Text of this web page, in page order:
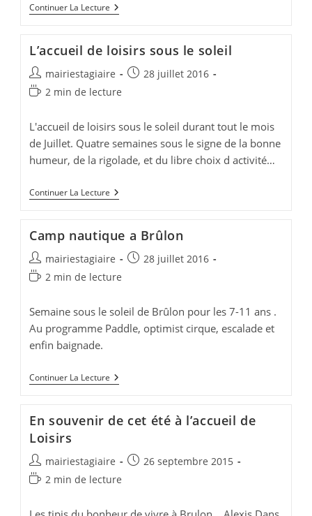
Continuer La Lecture 8
AVRIL
Anim’
Enfants
L’accueil de loisirs sous le soleil
Auteur/autrice
de
mairiestagiaire
Publication
28 juillet 2016
Temps
lecture :
2 min de lecture
L'accueil de loisirs sous le soleil durant tout le mois
de Juillet. Quatre semaines sous le signe de la bonne
humeur, de la rigolade, et du libre choix d activité…
Continuer La Lecture L’accueil
De
Le
Soleil
Camp nautique a Brûlon
Auteur/autrice
de
mairiestagiaire
Publication
28 juillet 2016
Temps
lecture :
2 min de lecture
Semaine sous le soleil de Brûlon pour les 7-11 ans .
Au programme Paddle, optimist cirque, escalade et
enfin baignade.
Continuer La Lecture Camp
Nautique
En souvenir de cet été à l’accueil de
Loisirs
Auteur/autrice
de
mairiestagiaire
Publication
26 septembre 2015
Temps
lecture :
2 min de lecture